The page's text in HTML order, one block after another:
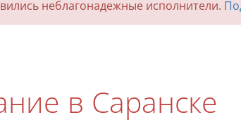
неблагонадежные исполнители.
в Саранске